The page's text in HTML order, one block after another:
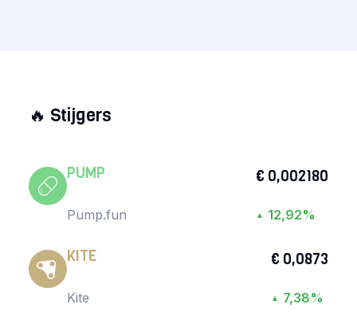
🔥 Stijgers
PUMP
Pump.fun
€ 0,002180
▲ 12,92%
KITE
Kite
€ 0,0873
▲ 7,38%